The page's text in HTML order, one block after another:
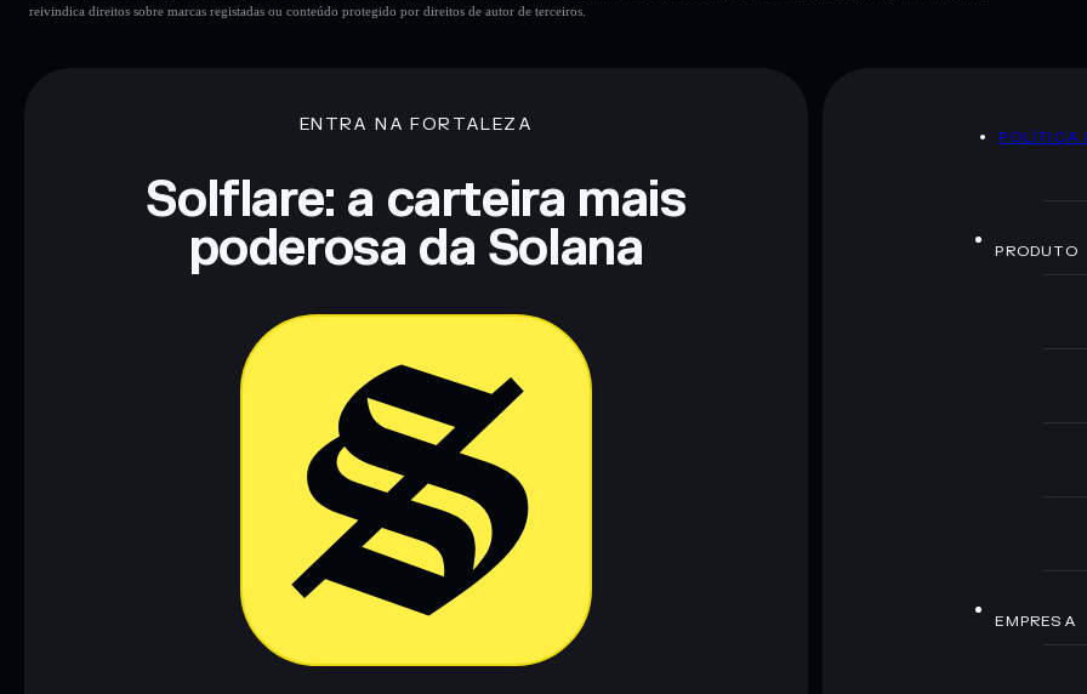
reivindica direitos sobre marcas registadas ou conteúdo protegido por direitos de autor de terceiros.
ENTRA NA FORTALEZA
Solflare: a carteira mais
poderosa da Solana
POLÍTICA
PRODUTO
EMPRESA